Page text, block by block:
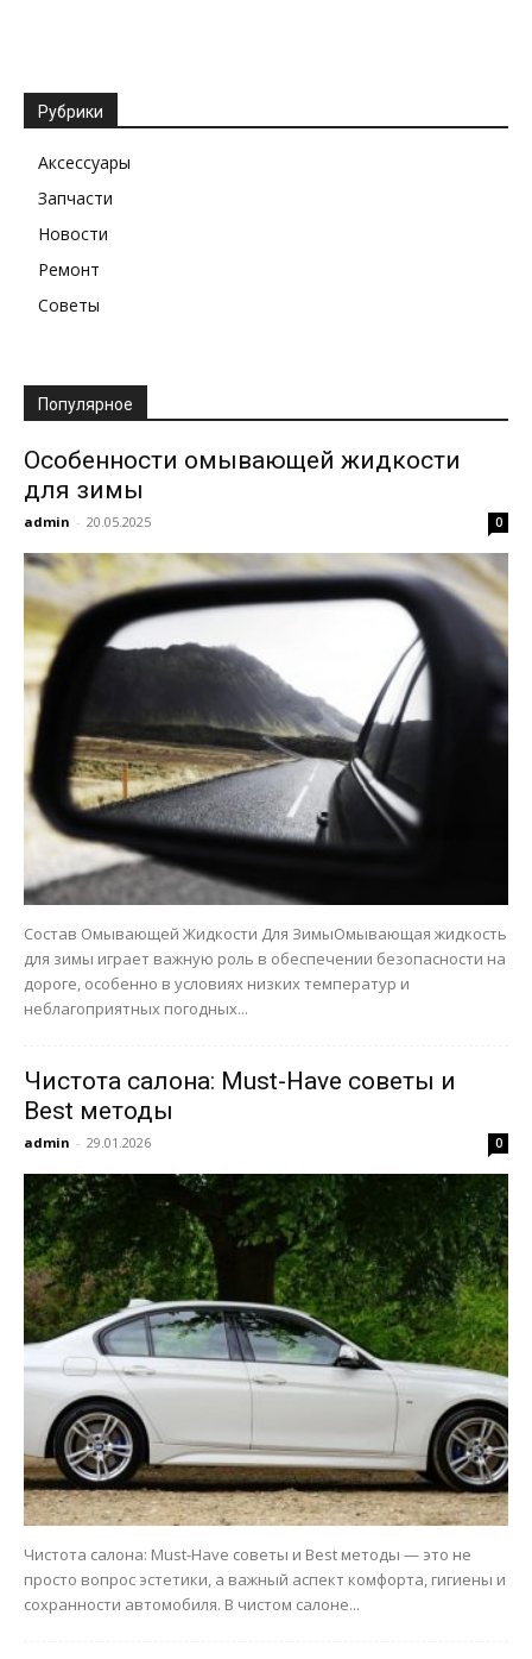
Рубрики
Аксессуары
Запчасти
Новости
Ремонт
Советы
Популярное
Особенности омывающей жидкости
для зимы
admin - 20.05.2025 0
Состав Омывающей Жидкости Для ЗимыОмывающая жидкость
для зимы играет важную роль в обеспечении безопасности на
дороге, особенно в условиях низких температур и
неблагоприятных погодных...
Чистота салона: Must-Have советы и
Best методы
admin - 29.01.2026 0
Чистота салона: Must-Have советы и Best методы — это не
просто вопрос эстетики, а важный аспект комфорта, гигиены и
сохранности автомобиля. В чистом салоне...